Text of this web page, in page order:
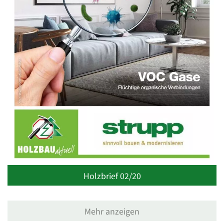
Holzbrief 02/20
Mehr anzeigen